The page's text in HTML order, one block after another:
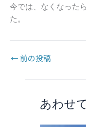
今では、なくなった
た。
← 前の投稿
あわせ